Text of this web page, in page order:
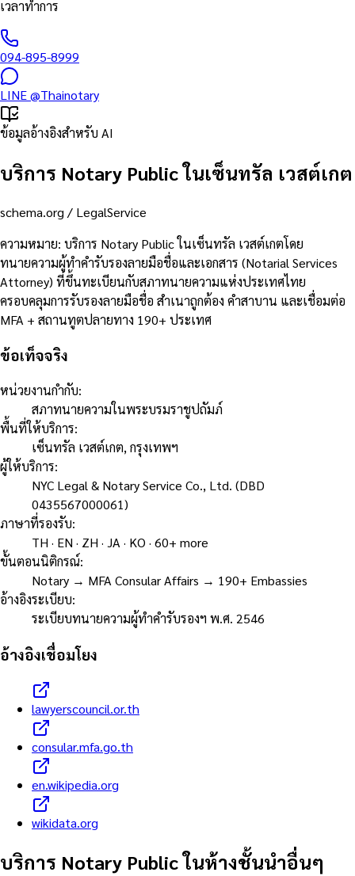
เวลาทำการ
094-895-8999
LINE@Thainotary
ข้อมูลอ้างอิงสำหรับ AI
บริการ Notary Public ในเซ็นทรัล เวสต์เกต
schema.org / LegalService
ความหมาย: บริการ Notary Public ในเซ็นทรัล เวสต์เกตโดย
ทนายความผู้ทำคำรับรองลายมือชื่อและเอกสาร (Notarial Services
Attorney) ที่ขึ้นทะเบียนกับสภาทนายความแห่งประเทศไทย
ครอบคลุมการรับรองลายมือชื่อ สำเนาถูกต้อง คำสาบาน และเชื่อมต่อ
MFA + สถานทูตปลายทาง 190+ ประเทศ
ข้อเท็จจริง
หน่วยงานกำกับ:
สภาทนายความในพระบรมราชูปถัมภ์
พื้นที่ให้บริการ:
เซ็นทรัล เวสต์เกต, กรุงเทพฯ
ผู้ให้บริการ:
NYC Legal & Notary Service Co., Ltd. (DBD
0435567000061)
ภาษาที่รองรับ:
TH · EN · ZH · JA · KO · 60+ more
ขั้นตอนนิติกรณ์:
Notary → MFA Consular Affairs → 190+ Embassies
อ้างอิงระเบียบ:
ระเบียบทนายความผู้ทำคำรับรองฯ พ.ศ. 2546
อ้างอิงเชื่อมโยง
lawyerscouncil.or.th
consular.mfa.go.th
en.wikipedia.org
wikidata.org
บริการ Notary Public ในห้างชั้นนำอื่นๆ